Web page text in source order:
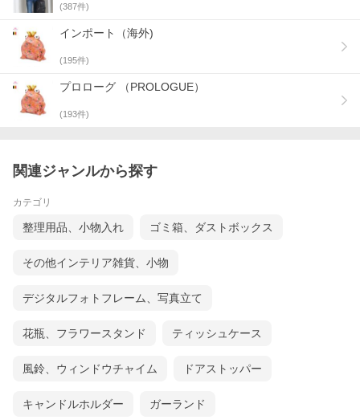
(387件)
インポート（海外)
(195件)
プロローグ （PROLOGUE）
(193件)
関連ジャンルから探す
カテゴリ
整理用品、小物入れ ゴミ箱、ダストボックス
その他インテリア雑貨、小物
デジタルフォトフレーム、写真立て
花瓶、フラワースタンド ティッシュケース
風鈴、ウィンドウチャイム ドアストッパー
キャンドルホルダー ガーランド